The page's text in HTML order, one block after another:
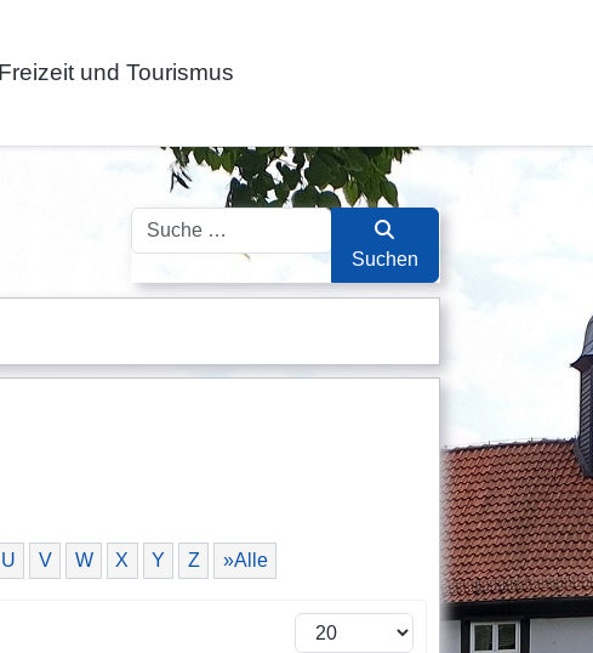
Freizeit und Tourismus
Suchen
Suchen
U V W X Y Z »Alle